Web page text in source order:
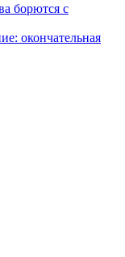
борются с
окончательная